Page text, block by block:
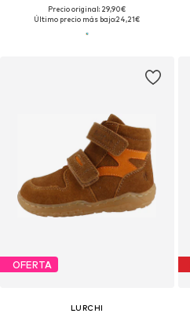
Precio original: 29,90€
Último precio más bajo:24,21€
OFERTA
LURCHI